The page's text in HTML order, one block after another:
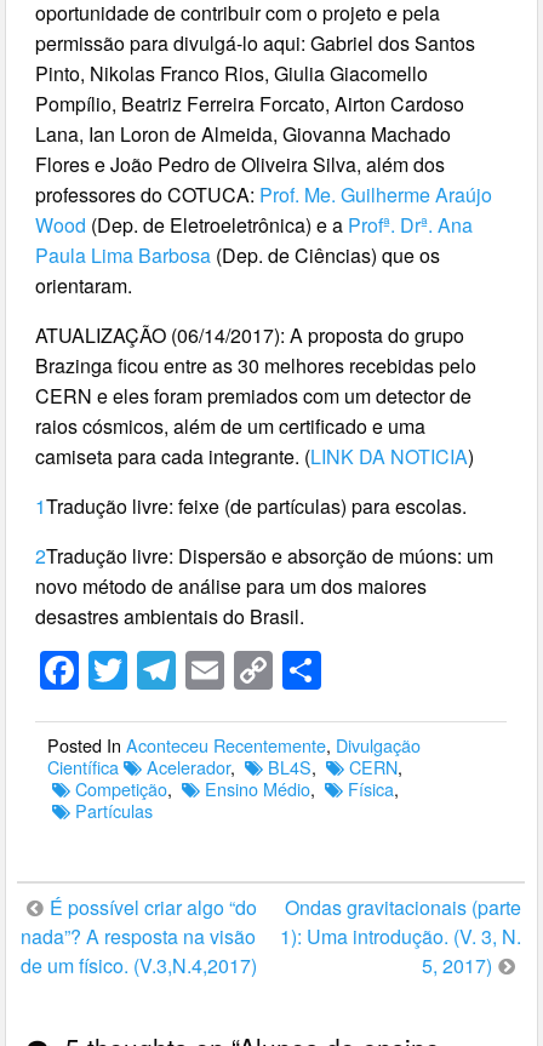
oportunidade de contribuir com o projeto e pela
permissão para divulgá-lo aqui: Gabriel dos Santos
Pinto, Nikolas Franco Rios, Giulia Giacomello
Pompílio, Beatriz Ferreira Forcato, Airton Cardoso
Lana, Ian Loron de Almeida, Giovanna Machado
Flores e João Pedro de Oliveira Silva, além dos
professores do COTUCA: Prof. Me. Guilherme Araújo
Wood (Dep. de Eletroeletrônica) e a Profª. Drª. Ana
Paula Lima Barbosa (Dep. de Ciências) que os
orientaram.
ATUALIZAÇÃO (06/14/2017): A proposta do grupo
Brazinga ficou entre as 30 melhores recebidas pelo
CERN e eles foram premiados com um detector de
raios cósmicos, além de um certificado e uma
camiseta para cada integrante. (LINK DA NOTICIA)
1Tradução livre: feixe (de partículas) para escolas.
2Tradução livre: Dispersão e absorção de múons: um
novo método de análise para um dos maiores
desastres ambientais do Brasil.
F
a
c
e
b
o
k
T
wi
tt
er
T
el
e
gr
E
m
ail
C
o
p
y
k
h
ar
e
Posted InAconteceu Recentemente, Divulgação
Científica
Acelerador, BL4S, CERN,
Competição, Ensino Médio, Física,
Partículas
É possível criar algo “do
nada”? A resposta na visão
de um físico. (V.3,N.4,2017)
Ondas gravitacionais (parte
1): Uma introdução. (V. 3, N.
5, 2017)